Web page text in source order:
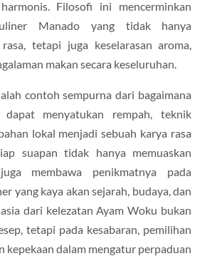
Filosofi ini mencerminkan
Manado yang tidak hanya
tetapi juga keselarasan aroma,
makan secara keseluruhan.
contoh sempurna dari bagaimana
menyatukan rempah, teknik
lokal menjadi sebuah karya rasa
suapan tidak hanya memuaskan
membawa penikmatnya pada
yang kaya akan sejarah, budaya, dan
dari kelezatan Ayam Woku bukan
tetapi pada kesabaran, pemilihan
kepekaan dalam mengatur perpaduan